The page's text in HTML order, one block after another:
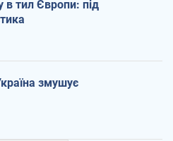
в тил Європи: під
змушує